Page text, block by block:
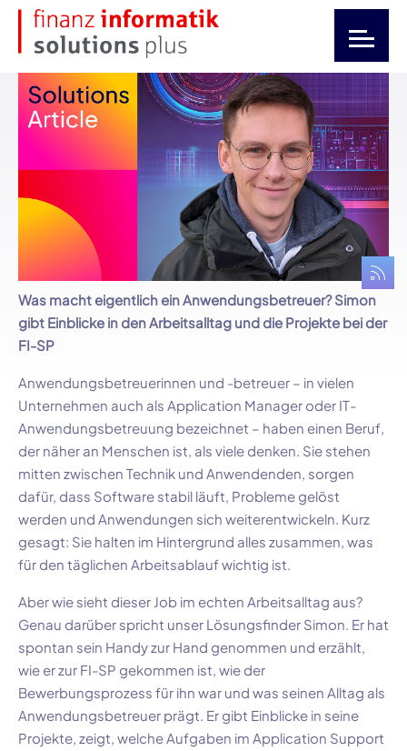
Was macht eigentlich ein Anwendungsbetreuer? Simon
gibt Einblicke in den Arbeitsalltag und die Projekte bei der
FI-SP
Anwendungsbetreuerinnen und -betreuer – in vielen
Unternehmen auch als Application Manager oder IT-
Anwendungsbetreuung bezeichnet – haben einen Beruf,
der näher an Menschen ist, als viele denken. Sie stehen
mitten zwischen Technik und Anwendenden, sorgen
dafür, dass Software stabil läuft, Probleme gelöst
werden und Anwendungen sich weiterentwickeln. Kurz
gesagt: Sie halten im Hintergrund alles zusammen, was
für den täglichen Arbeitsablauf wichtig ist.
Aber wie sieht dieser Job im echten Arbeitsalltag aus?
Genau darüber spricht unser Lösungsfinder Simon. Er hat
spontan sein Handy zur Hand genommen und erzählt,
wie er zur FI-SP gekommen ist, wie der
Bewerbungsprozess für ihn war und was seinen Alltag als
Anwendungsbetreuer prägt. Er gibt Einblicke in seine
Projekte, zeigt, welche Aufgaben im Application Support